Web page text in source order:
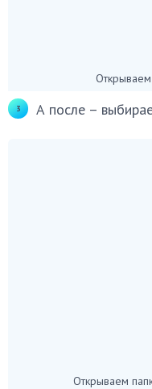
Открываем
А после –
Открываем